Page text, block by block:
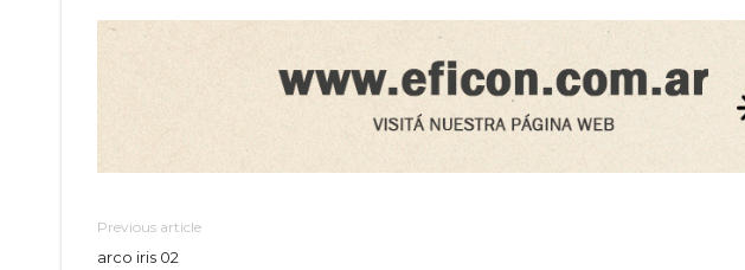
Previous article
arco iris 02